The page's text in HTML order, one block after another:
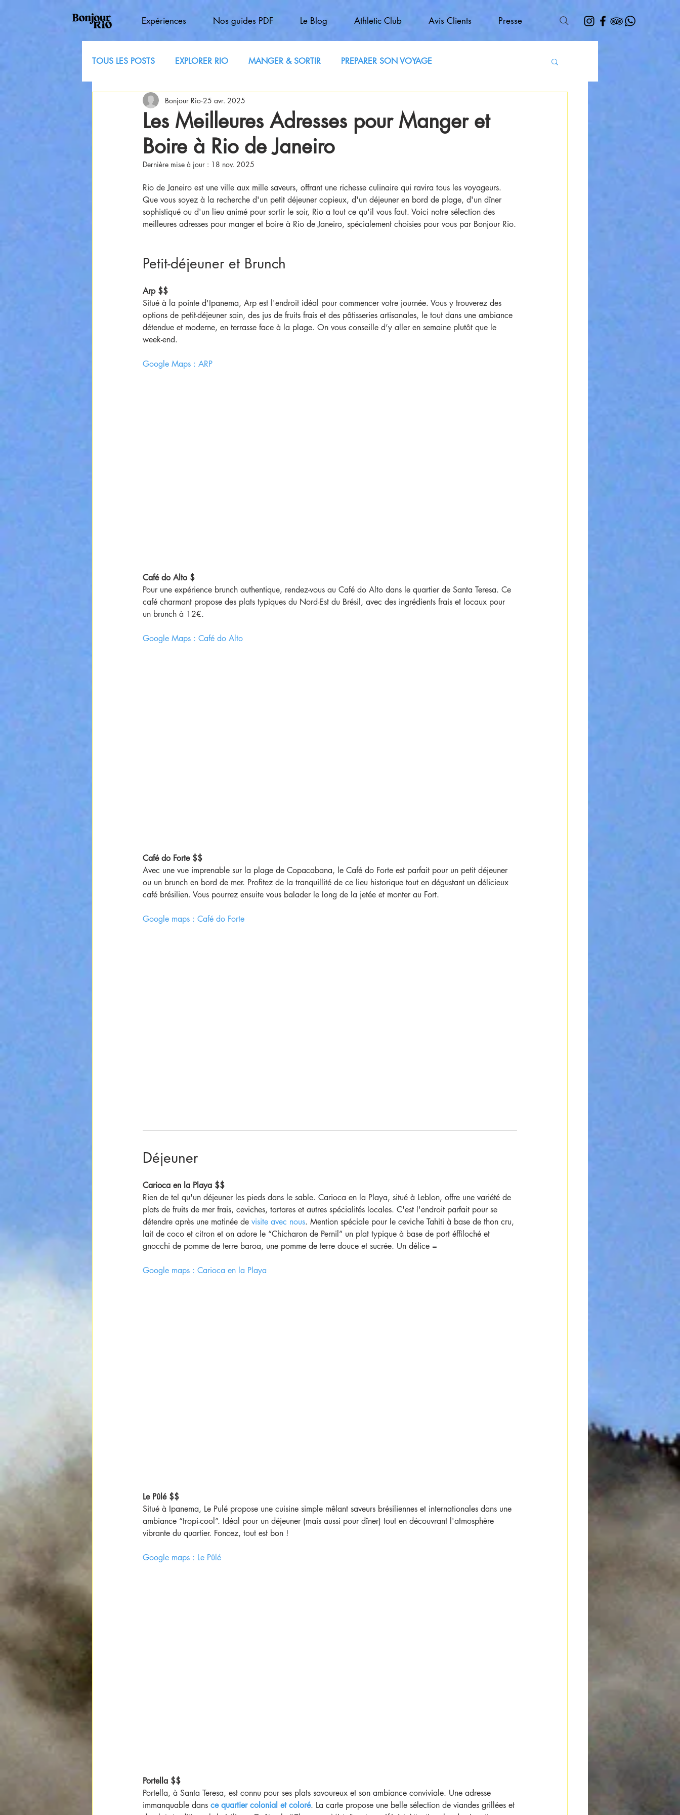
Expériences Nos guides PDF Le Blog Athletic Club Avis Clients Presse
TOUS LES POSTS EXPLORER RIO MANGER & SORTIR PREPARER SON VOYAGE
Les Meilleures Adresses pour Manger et
Boire à Rio de Janeiro
Bonjour Rio 25 avr. 2025
Dernière mise à jour : 18 nov. 2025
Rio de Janeiro est une ville aux mille saveurs, offrant une richesse culinaire qui ravira tous les voyageurs.
Que vous soyez à la recherche d'un petit déjeuner copieux, d'un déjeuner en bord de plage, d'un dîner
sophistiqué ou d'un lieu animé pour sortir le soir, Rio a tout ce qu'il vous faut. Voici notre sélection des
meilleures adresses pour manger et boire à Rio de Janeiro, spécialement choisies pour vous par Bonjour Rio.
Petit-déjeuner et Brunch
Arp $$
Situé à la pointe d'Ipanema, Arp est l'endroit idéal pour commencer votre journée. Vous y trouverez des
options de petit-déjeuner sain, des jus de fruits frais et des pâtisseries artisanales, le tout dans une ambiance
détendue et moderne, en terrasse face à la plage. On vous conseille d’y aller en semaine plutôt que le
week-end.
Google Maps : ARP
Café do Alto $
Pour une expérience brunch authentique, rendez-vous au Café do Alto dans le quartier de Santa Teresa. Ce
café charmant propose des plats typiques du Nord-Est du Brésil, avec des ingrédients frais et locaux pour
un brunch à 12€.
Google Maps : Café do Alto
Café do Forte $$
Avec une vue imprenable sur la plage de Copacabana, le Café do Forte est parfait pour un petit déjeuner
ou un brunch en bord de mer. Profitez de la tranquillité de ce lieu historique tout en dégustant un délicieux
café brésilien. Vous pourrez ensuite vous balader le long de la jetée et monter au Fort.
Google maps : Café do Forte
Déjeuner
Carioca en la Playa $$
Rien de tel qu'un déjeuner les pieds dans le sable. Carioca en la Playa, situé à Leblon, offre une variété de
plats de fruits de mer frais, ceviches, tartares et autres spécialités locales. C'est l'endroit parfait pour se
détendre après une matinée de visite avec nous. Mention spéciale pour le ceviche Tahiti à base de thon cru,
lait de coco et citron et on adore le “Chicharon de Pernil” un plat typique à base de port éffiloché et
gnocchi de pomme de terre baroa, une pomme de terre douce et sucrée. Un délice =
Google maps : Carioca en la Playa
Le Pûlé $$
Situé à Ipanema, Le Pulé propose une cuisine simple mêlant saveurs brésiliennes et internationales dans une
ambiance “tropi-cool”. Idéal pour un déjeuner (mais aussi pour dîner) tout en découvrant l'atmosphère
vibrante du quartier. Foncez, tout est bon !
Google maps : Le Pûlé
Portella $$
Portella, à Santa Teresa, est connu pour ses plats savoureux et son ambiance conviviale. Une adresse
immanquable dans ce quartier colonial et coloré. La carte propose une belle sélection de viandes grillées et